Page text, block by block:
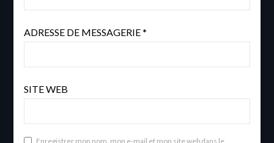
ADRESSE DE MESSAGERIE*
SITE WEB
Enregistrer mon nom, mon e-mail et mon site web dans le